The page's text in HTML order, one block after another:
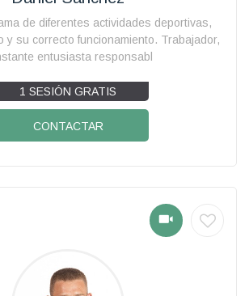
de diferentes actividades deportivas,
y su correcto funcionamiento. Trabajador,
entusiasta responsabl
1 SESIÓN GRATIS
CONTACTAR